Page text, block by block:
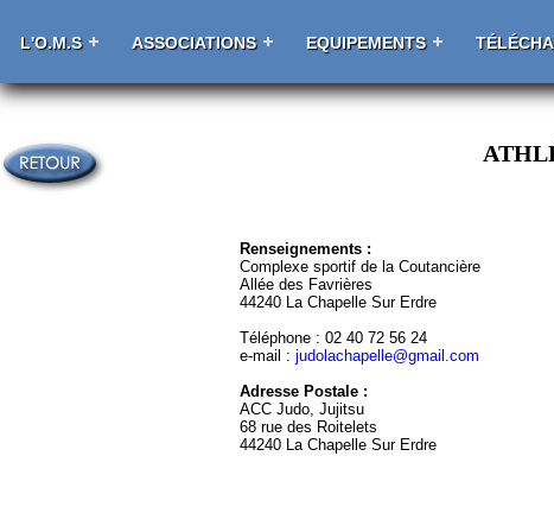
L'O.M.S ASSOCIATIONS EQUIPEMENTS
Renseignements :
Complexe sportif de la Coutancière
Allée des Favrières
44240 La Chapelle Sur Erdre
Téléphone : 02 40 72 56 24
e-mail :judolachapelle@gmail.com
Adresse Postale :
ACC Judo, Jujitsu
68 rue des Roitelets
44240 La Chapelle Sur Erdre